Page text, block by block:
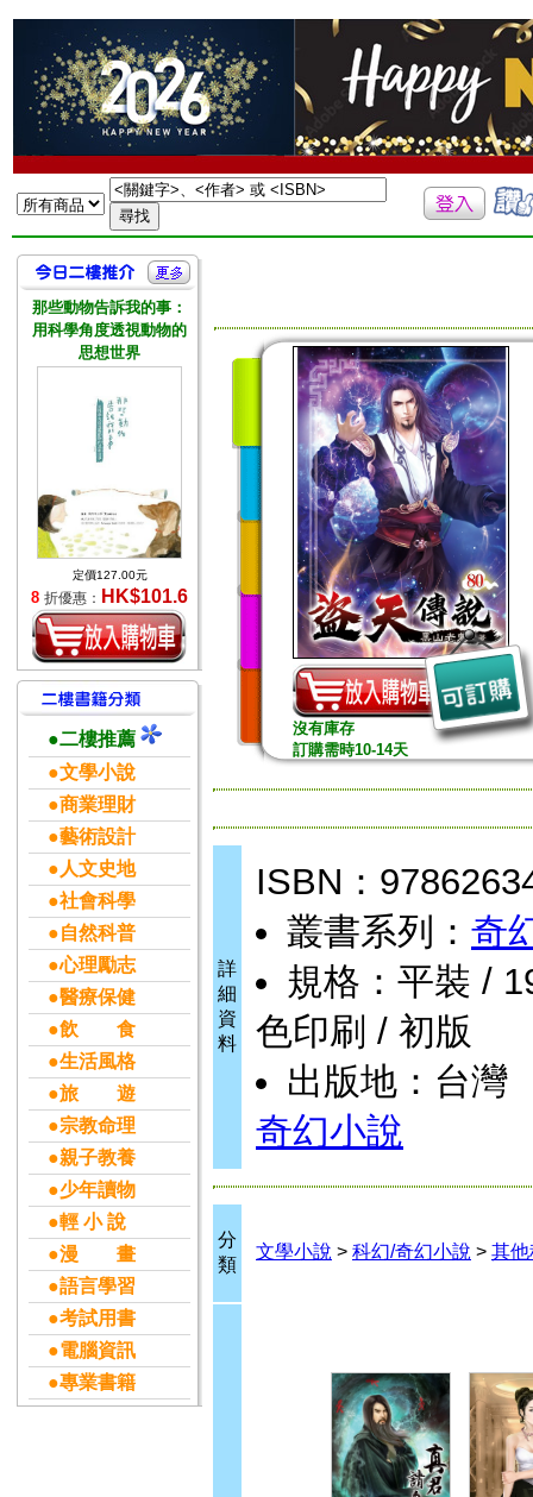
那些動物告訴我的事：
用科學角度透視動物的
思想世界
定價127.00元
8 折優惠： HK$101.6
●二樓推薦
●文學小說
●商業理財
●藝術設計
●人文史地
●社會科學
●自然科普
●心理勵志
●醫療保健
●飲 食
●生活風格
●旅 遊
●宗教命理
●親子教養
●少年讀物
●輕 小 說
●漫 畫
●語言學習
●考試用書
●電腦資訊
●專業書籍
沒有庫存
訂購需時10-14天
詳
細
資
料
ISBN：
叢書系列： 奇
規格：平裝 /
色印刷 / 初版
出版地：台灣
奇幻小說
分
類
文學小說 > 科幻/奇幻小說 > 其